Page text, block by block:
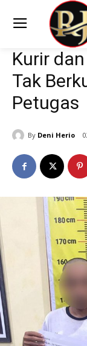
Kurir
Tak
Petugas
By Deni Herio